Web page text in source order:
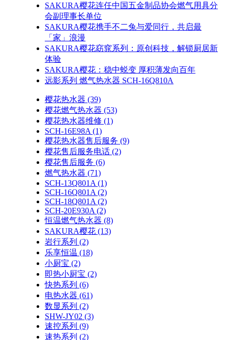
SAKURA樱花连任中国五金制品协会燃气用具分
会副理事长单位
SAKURA樱花携手不二兔与爱同行，共启最
「家」浪漫
SAKURA樱花窈窕系列：原创科技，解锁厨居新
体验
SAKURA樱花：稳中蜕变 厚积薄发向百年
远影系列 燃气热水器 SCH-16Q810A
樱花热水器 (39)
樱花燃气热水器 (53)
樱花热水器维修 (1)
SCH-16E98A (1)
樱花热水器售后服务 (9)
樱花售后服务电话 (2)
樱花售后服务 (6)
燃气热水器 (71)
SCH-13Q801A (1)
SCH-16Q801A (2)
SCH-18Q801A (2)
SCH-20E930A (2)
恒温燃气热水器 (8)
SAKURA樱花 (13)
岩行系列 (2)
乐享恒温 (18)
小厨宝 (2)
即热小厨宝 (2)
快热系列 (6)
电热水器 (61)
数显系列 (2)
SHW-JY02 (3)
速控系列 (9)
速热系列 (2)